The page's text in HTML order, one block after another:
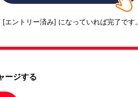
[エントリー済み] になっていれば完了です。
ージする